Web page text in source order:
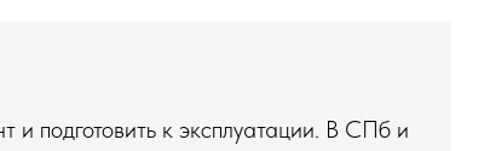
и подготовить к эксплуатации. В СПб и